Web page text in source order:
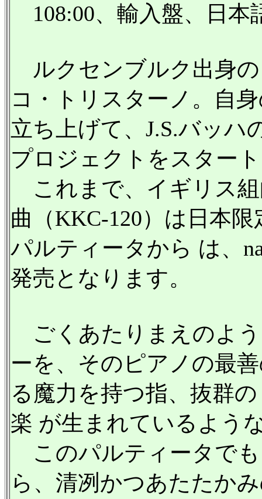
108:00、輸入盤、日本
ルクセンブルク出身
コ・トリスターノ。自
立ち上げて、J.S.バッハ
プロジェクトをスター
これまで、イギリス組
曲（KKC-120）は日本
パルティータから は、
発売となります。
ごくあたりまえのよ
ーを、そのピアノの最
る魔力を持つ指、抜群
楽 が生まれているよう
このパルティータで
ら、清冽かつあたたか